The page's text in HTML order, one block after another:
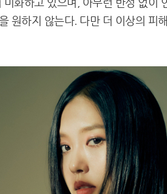
원하지 않는다. 다만 더 이상의 피